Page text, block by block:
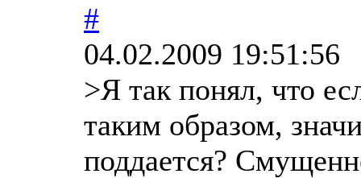
#
04.02.2009 19:51:56
>Я так понял, что
таким образом,
поддается?